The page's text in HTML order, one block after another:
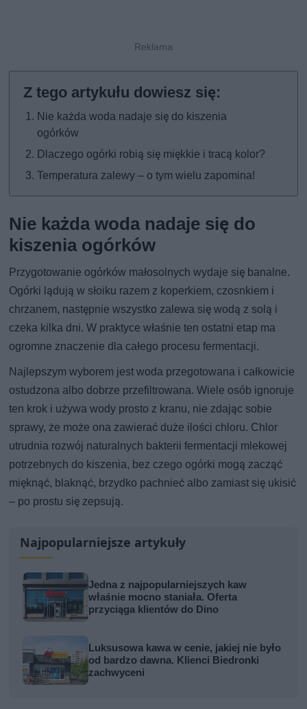
Nie każda woda nadaje się do kiszenia
ogórków
Dlaczego ogórki robią się miękkie i tracą kolor?
Temperatura zalewy – o tym wielu zapomina!
Nie każda woda nadaje się do
kiszenia ogórków
Przygotowanie ogórków małosolnych wydaje się banalne.
Ogórki lądują w słoiku razem z koperkiem, czosnkiem i
chrzanem, następnie wszystko zalewa się wodą z solą i
czeka kilka dni. W praktyce właśnie ten ostatni etap ma
ogromne znaczenie dla całego procesu fermentacji.
Najlepszym wyborem jest woda przegotowana i całkowicie
ostudzona albo dobrze przefiltrowana. Wiele osób ignoruje
ten krok i używa wody prosto z kranu, nie zdając sobie
sprawy, że może ona zawierać duże ilości chloru. Chlor
utrudnia rozwój naturalnych bakterii fermentacji mlekowej
potrzebnych do kiszenia, bez czego ogórki mogą zacząć
mięknąć, blaknąć, brzydko pachnieć albo zamiast się ukisić
– po prostu się zepsują.
Najpopularniejsze artykuły
Jedna z najpopularniejszych kaw
właśnie mocno staniała. Oferta
przyciąga klientów do Dino
Luksusowa kawa w cenie, jakiej nie było
od bardzo dawna. Klienci Biedronki
zachwyceni